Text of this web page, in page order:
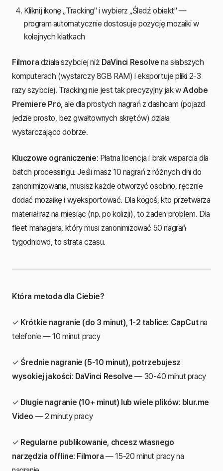
Kliknij ikonę „Tracking" i wybierz „Śledź obiekt" —
program automatycznie dostosuje pozycję mozaiki w
kolejnych klatkach
Filmora działa szybciej niż DaVinci Resolve na słabszych
komputerach (wystarczy 8GB RAM) i eksportuje pliki 2-3
razy szybciej. Tracking nie jest tak precyzyjny jak w Adobe
Premiere Pro, ale dla prostych nagrań z dashcam (pojazd
jedzie prosto, bez gwałtownych skrętów) działa
wystarczająco dobrze.
Kluczowe ograniczenie: Płatna licencja i brak wsparcia dla
batch processingu. Jeśli masz 10 nagrań z różnych dni do
zanonimizowania, musisz każde otworzyć osobno, ręcznie
dodać mozaikę i wyeksportować. Dla kogoś, kto przetwarza
materiał raz na miesiąc (np. po kolizji), to żaden problem. Dla
fleet managera, który musi zanonimizować 50 nagrań
tygodniowo, to strata czasu.
Która metoda dla Ciebie?
✓ Krótkie nagranie (do 3 minut), 1-2 tablice: CapCutna
telefonie — 10 minut pracy
✓ Średnie nagranie (5-10 minut), potrzebujesz
wysokiej jakości: DaVinci Resolve — 30-40 minut pracy
✓ Długie nagranie (10+ minut) lub wiele plików: blur.me
Video — 2 minuty pracy
✓ Regularne publikowanie, chcesz własnego
narzędzia offline: Filmora — 15-20 minut pracy na